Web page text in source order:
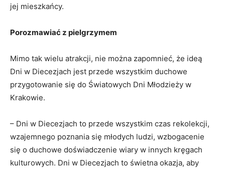
jej mieszkańcy.
Porozmawiać z pielgrzymem
Mimo tak wielu atrakcji, nie można zapomnieć, że ideą
Dni w Diecezjach jest przede wszystkim duchowe
przygotowanie się do Światowych Dni Młodzieży w
Krakowie.
– Dni w Diecezjach to przede wszystkim czas rekolekcji,
wzajemnego poznania się młodych ludzi, wzbogacenie
się o duchowe doświadczenie wiary w innych kręgach
kulturowych. Dni w Diecezjach to świetna okazja, aby